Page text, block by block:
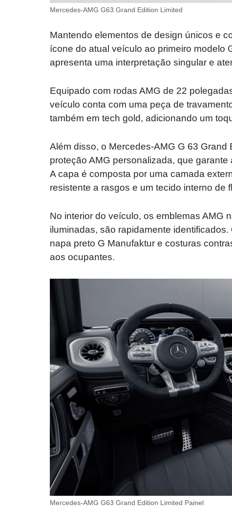
Mercedes-AMG G63 Grand Edition Limited
Mantendo elementos de design únicos e
ícone do atual veículo ao primeiro modelo
apresenta uma interpretação singular e
Equipado com rodas AMG de 22
veículo conta com uma peça de
também em tech gold, adicionando um
Além disso, o Mercedes-AMG G 63
proteção AMG personalizada, que
A capa é composta por uma camada
resistente a rasgos e um tecido interno de
No interior do veículo, os emblemas AMG
iluminadas, são rapidamente
napa preto G Manufaktur e costuras
aos ocupantes.
Mercedes-AMG G63 Grand Edition Limited Painel